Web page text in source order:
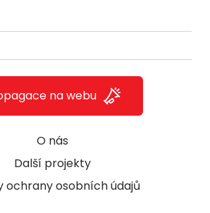
O nás
Další projekty
ochrany osobních údajů
na webu